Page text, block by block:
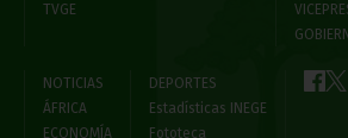
TVGE
NOTICIAS
ÁFRICA
ECONOMÍA
DEPORTES
Estadísticas INEGE
Fototeca